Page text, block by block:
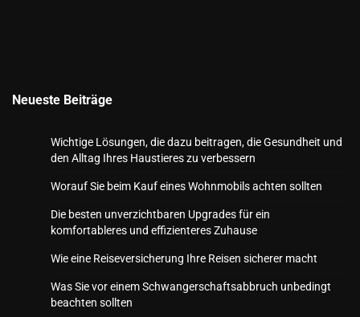
Neueste Beiträge
Wichtige Lösungen, die dazu beitragen, die Gesundheit und
den Alltag Ihres Haustieres zu verbessern
Worauf Sie beim Kauf eines Wohnmobils achten sollten
Die besten unverzichtbaren Upgrades für ein
komfortableres und effizienteres Zuhause
Wie eine Reiseversicherung Ihre Reisen sicherer macht
Was Sie vor einem Schwangerschaftsabbruch unbedingt
beachten sollten